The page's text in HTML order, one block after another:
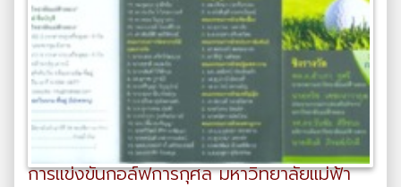
การแข่งขันกอล์ฟการกุศล มหาวิทยาลัยแม่ฟ้า